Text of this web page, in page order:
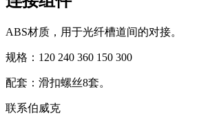
ABS材质，用于光纤槽道间的对接。
规格：120 240 360 150 300
配套：滑扣螺丝8套。
联系伯威克